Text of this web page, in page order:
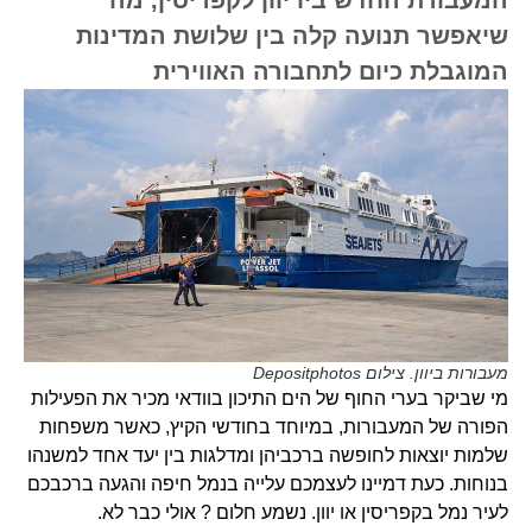
שיאפשר תנועה קלה בין שלושת המדינות
המוגבלת כיום לתחבורה האווירית
מעבורות ביוון. צילום Depositphotos
מי שביקר בערי החוף של הים התיכון בוודאי מכיר את הפעילות
הפורה של המעבורות, במיוחד בחודשי הקיץ, כאשר משפחות
שלמות יוצאות לחופשה ברכביהן ומדלגות בין יעד אחד למשנהו
בנוחות. כעת דמיינו לעצמכם עלייה בנמל חיפה והגעה ברכבכם
לעיר נמל בקפריסין או יוון. נשמע חלום ? אולי כבר לא.